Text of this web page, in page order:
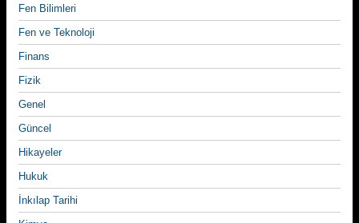
Fen Bilimleri
Fen ve Teknoloji
Finans
Fizik
Genel
Güncel
Hikayeler
Hukuk
İnkılap Tarihi